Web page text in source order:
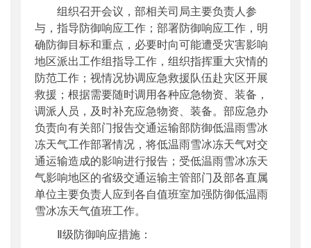
组织召开会议，部相关司局主要负责人参
与，指导防御响应工作；部署防御响应工作，明
确防御目标和重点，必要时向可能遭受灾害影响
地区派出工作组指导工作，组织指挥重大灾情的
防范工作；视情况协调应急救援队伍赴灾区开展
救援；根据需要随时调用各种应急物资、装备，
调派人员，及时补充应急物资、装备。部应急办
负责向有关部门报告交通运输部防御低温雨雪冰
冻天气工作部署情况，将低温雨雪冰冻天气对交
通运输造成的影响进行报告；受低温雨雪冰冻天
气影响地区的省级交通运输主管部门及部各直属
单位主要负责人应到各自值班室加强防御低温雨
雪冰冻天气值班工作。
Ⅱ级防御响应措施：